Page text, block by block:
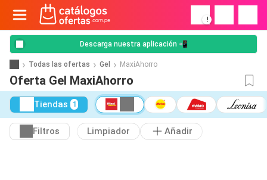
!
Descarga nuestra aplicación 📲
Todas las ofertas Gel MaxiAhorro
Oferta Gel MaxiAhorro
Tiendas 1
Filtros Limpiador Añadir